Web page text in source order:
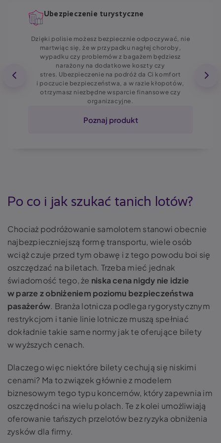
Ubezpieczenie turystyczne
Dzięki polisie możesz bezpiecznie odpoczywać, nie
martwiąc się, że w przypadku nagłej choroby,
wypadku czy problemów z bagażem będziesz
narażony na dodatkowe koszty czy
stres. Ubezpieczenie na podróż da Ci komfort
i poczucie bezpieczeństwa, a w razie kłopotów,
otrzymasz niezbędne wsparcie finansowe czy
organizacyjne.
Poznaj produkt
Po co i jak szukać tanich lotów?
Chociaż podróżowanie samolotem stanowi obecnie
najbezpieczniejszą formę transportu, wiele osób
wciąż czuje przed tym obawę i z tego powodu boi się
oszczędzać na biletach. Trzeba mieć jednak
świadomość tego, że niska cena nigdy nie idzie
w parze z obniżeniem poziomu bezpieczeństwa
pasażerów. Branża lotnicza podlega rygorystycznym
restrykcjom i tanie linie lotnicze muszą spełniać
dokładnie takie same normy jak te oferujące bilety
w wyższych cenach.
Dlaczego więc niektóre bilety cechują się niskimi
cenami? Ma to związek głównie z modelem
biznesowym tego typu koncernów, który zapewnia im
oszczędności na wielu polach. Te z kolei umożliwiają
oferowanie tańszych przelotów bez ryzyka obniżenia
zysków dla firmy.